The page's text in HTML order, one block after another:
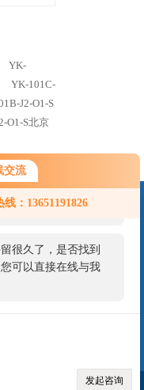
交流
线：13651191826
咨询，很高兴为您
咨询什么问题呢？
很久了，是否找到
可以直接在线与我
发起咨询
YK-
YK-101C-
J2-O1-S
O1-S北京